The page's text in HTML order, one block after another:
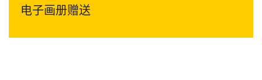
电子画册赠送